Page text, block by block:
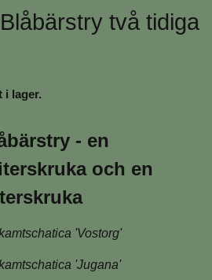
två tidiga
i lager.
- en
och en
'Vostorg'
'Jugana'